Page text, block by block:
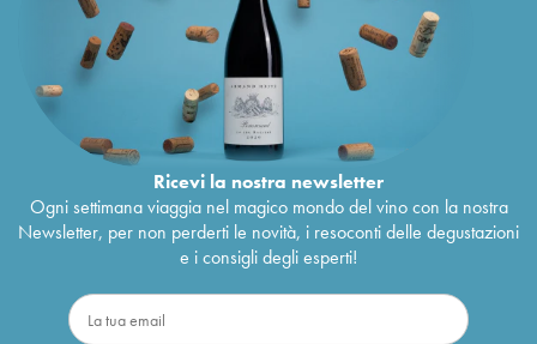
Ricevi la nostra newsletter
Ogni settimana viaggia nel magico mondo del vino con la nostra
Newsletter, per non perderti le novità, i resoconti delle degustazioni
e i consigli degli esperti!